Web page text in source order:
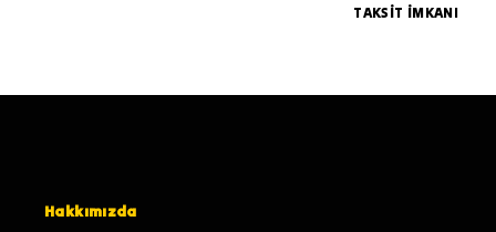
TAKSİT İMKANI
Hakkımızda